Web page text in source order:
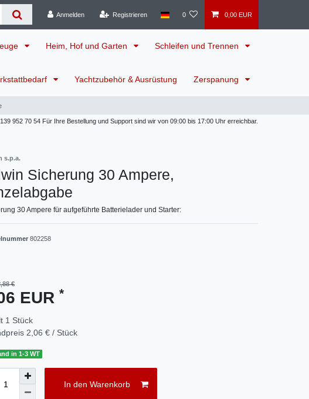
Anmelden Registrieren 0 0,00 EUR
Heim, Hof und Garten Schleifen und Trennen
Yachtzubehör & Ausrüstung Zerspanung
952 70 54 Für Ihre Bestellung und Support sind wir von 09:00 bis 17:00 Uhr erreichbar.
s.p.a.
Sicherung 30 Ampere,
30 Ampere für aufgeführte Batterielader und Starter:
802258
€
EUR *
1 Stück
2,06 € / Stück
in 1-3 WT
In den Warenkorb